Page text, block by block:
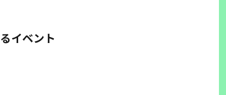
イベント